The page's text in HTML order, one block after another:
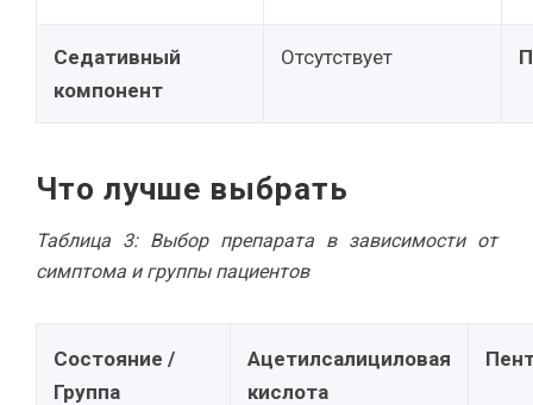
Седативный
компонент
Отсутствует
Что лучше выбрать
Таблица 3: Выбор препарата в зависимости от
симптома и группы пациентов
Состояние /
Группа
Ацетилсалициловая
кислота